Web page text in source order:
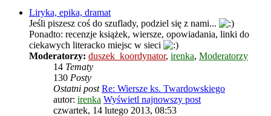
Liryka, epika, dramat
Jeśli piszesz coś do szuflady, podziel się z nami...
Ponadto: recenzje książek, wiersze, opowiadania, linki do
ciekawych literacko miejsc w sieci
Moderatorzy: duszek_koordynator, irenka, Moderatorzy
14 Tematy
130 Posty
Ostatni post Re: Wiersze ks. Twardowskiego
autor: irenka Wyświetl najnowszy post
czwartek, 14 lutego 2013, 08:53